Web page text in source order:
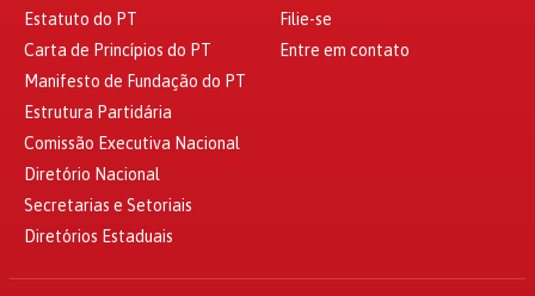
Estatuto do PT
Carta de Princípios do PT
Manifesto de Fundação do PT
Estrutura Partidária
Comissão Executiva Nacional
Diretório Nacional
Secretarias e Setoriais
Diretórios Estaduais
Filie-se
Entre em contato